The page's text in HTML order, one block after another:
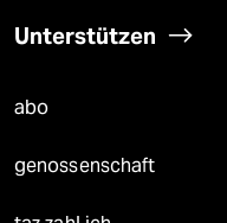
Unterstützen
abo
genossenschaft